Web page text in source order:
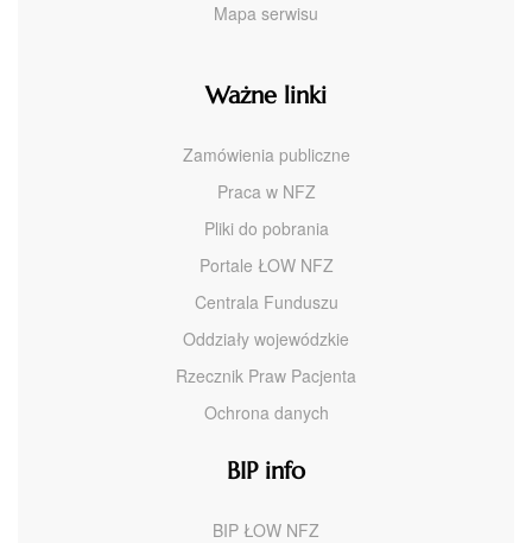
Mapa serwisu
Ważne linki
Zamówienia publiczne
Praca w NFZ
Pliki do pobrania
Portale ŁOW NFZ
Centrala Funduszu
Oddziały wojewódzkie
Rzecznik Praw Pacjenta
Ochrona danych
BIP info
BIP ŁOW NFZ